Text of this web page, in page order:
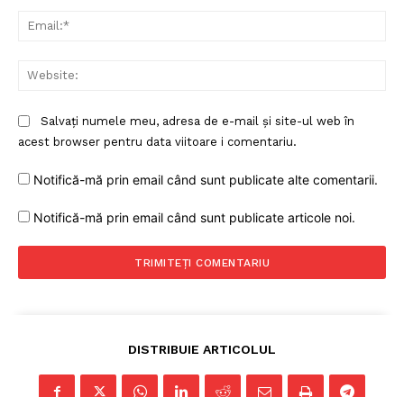
Un proiect
FREEDOM HOUSE ROMÂNIA
PRESShub
Despre noi / Echipa
Salvați numele meu, adresa de e-mail și site-ul web în
acest browser pentru data viitoare i comentariu.
Notifică-mă prin email când sunt publicate alte comentarii.
Notifică-mă prin email când sunt publicate articole noi.
DISTRIBUIE ARTICOLUL